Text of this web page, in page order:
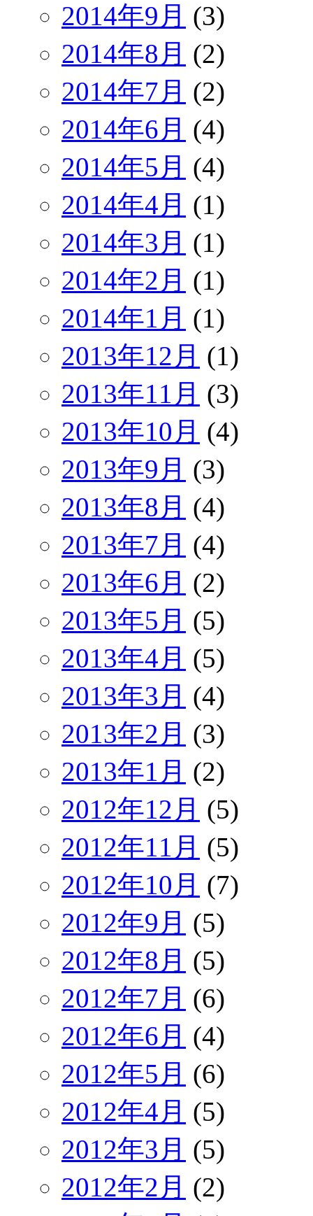
2014年9月 (3)
2014年8月 (2)
2014年7月 (2)
2014年6月 (4)
2014年5月 (4)
2014年4月 (1)
2014年3月 (1)
2014年2月 (1)
2014年1月 (1)
2013年12月 (1)
2013年11月 (3)
2013年10月 (4)
2013年9月 (3)
2013年8月 (4)
2013年7月 (4)
2013年6月 (2)
2013年5月 (5)
2013年4月 (5)
2013年3月 (4)
2013年2月 (3)
2013年1月 (2)
2012年12月 (5)
2012年11月 (5)
2012年10月 (7)
2012年9月 (5)
2012年8月 (5)
2012年7月 (6)
2012年6月 (4)
2012年5月 (6)
2012年4月 (5)
2012年3月 (5)
2012年2月 (2)